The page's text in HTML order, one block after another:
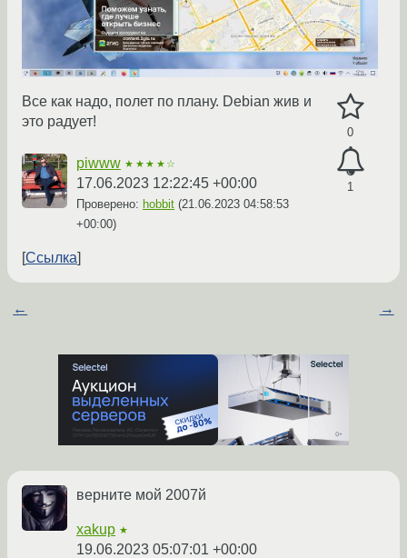
0
1
Все как надо, полет по плану. Debian жив и
это радует!
piwww ★★★★☆
17.06.2023 12:22:45 +00:00
Проверено: hobbit (21.06.2023 04:58:53
+00:00)
Ссылка
← →
верните мой 2007й
xakup ★
19.06.2023 05:07:01 +00:00